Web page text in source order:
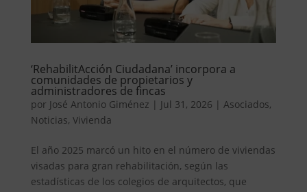
‘RehabilitAcción Ciudadana’ incorpora a
comunidades de propietarios y
administradores de fincas
por José Antonio Giménez | Jul 31, 2026 | Asociados,
Noticias, Vivienda
El año 2025 marcó un hito en el número de viviendas
visadas para gran rehabilitación, según las
estadísticas de los colegios de arquitectos, que